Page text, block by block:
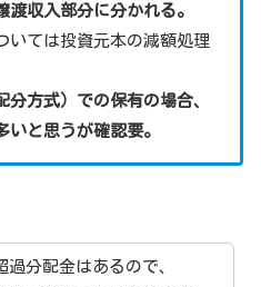
収入部分に分かれる。
いては投資元本の減額処理
方式）での保有の場合、
いと思うが確認要。
過分配金はあるので、